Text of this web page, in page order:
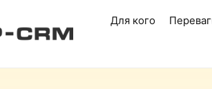
Для кого